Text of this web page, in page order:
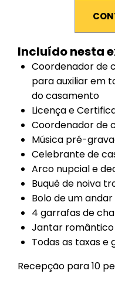
Incluído nesta
Coordenador de
para auxiliar em
do casamento
Licença e
Coordenador de
Música pré-
Celebrante de
Arco nupcial e
Buquê de noiva
Bolo de um andar
4 garrafas de
Jantar
Todas as taxas e
Recepção para 10